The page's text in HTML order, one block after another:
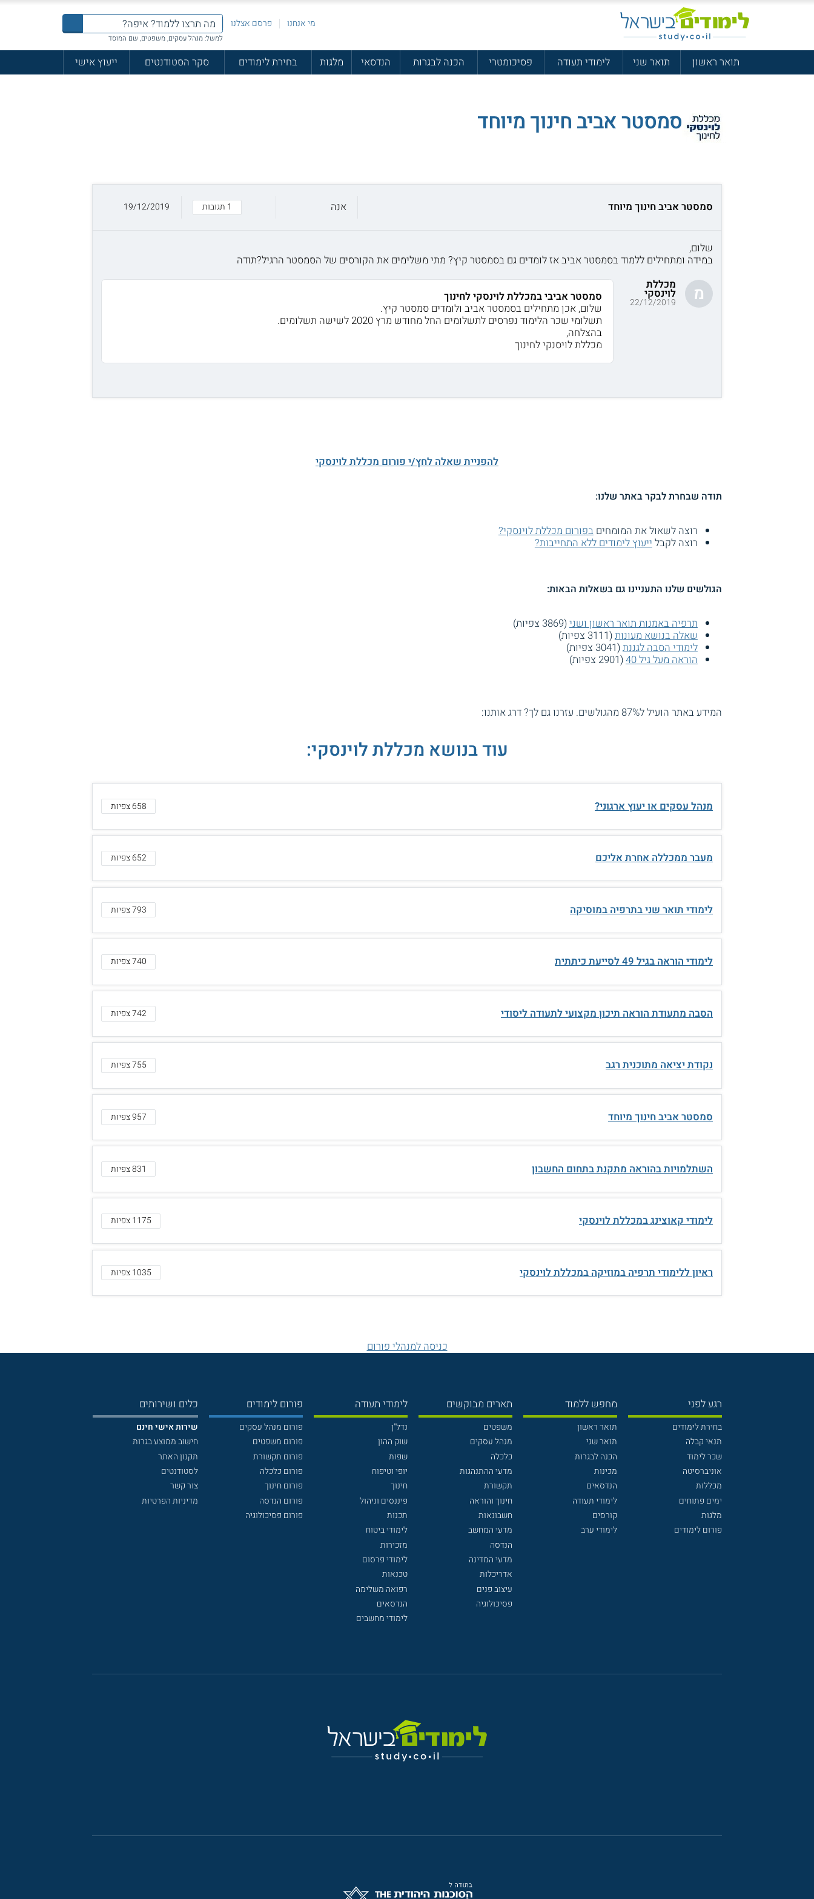
מי אנחנו פרסם אצלנו
למשל: מנהל עסקים, משפטים, שם המוסד
תואר ראשון תואר שני לימודי תעודה פסיכומטרי הכנה לבגרות הנדסאי מלגות בחירת לימודים סקר הסטודנטים ייעוץ אישי
סמסטר אביב חינוך מיוחד
סמסטר אביב חינוך מיוחד אנה 1 תגובות 19/12/2019
שלום,
במידה ומתחילים ללמוד בסמסטר אביב אז לומדים גם בסמסטר קיץ? מתי משלימים את הקורסים של הסמסטר הרגיל?תודה
מ מכללת
לוינסקי
22/12/2019
סמסטר אביבי במכללת לוינסקי לחינוך
שלום, אכן מתחילים בסמסטר אביב ולומדים סמסטר קיץ.
תשלומי שכר הלימוד נפרסים לתשלומים החל מחודש מרץ 2020 לשישה תשלומים.
בהצלחה,
מכללת לויסנקי לחינוך
להפניית שאלה לחץ/י פורום מכללת לוינסקי
תודה שבחרת לבקר באתר שלנו:
רוצה לשאול את המומחיםבפורום מכללת לוינסקי?
רוצה לקבל ייעוץ לימודים ללא התחייבות?
הגולשים שלנו התעניינו גם בשאלות הבאות:
תרפיה באמנות תואר ראשון ושני(3869 צפיות)
שאלה בנושא מעונות(3111 צפיות)
לימודי הסבה לגננת(3041 צפיות)
הוראה מעל גיל 40
(2901 צפיות)
המידע באתר הועיל ל87% מהגולשים. עזרנו גם לך? דרג אותנו:
עוד בנושא מכללת לוינסקי:
מנהל עסקים או יעוץ ארגוני? 658 צפיות
מעבר ממכללה אחרת אליכם 652 צפיות
לימודי תואר שני בתרפיה במוסיקה 793 צפיות
לימודי הוראה בגיל 49 לסייעת כיתתית 740 צפיות
הסבה מתעודת הוראה תיכון מקצועי לתעודה ליסודי 742 צפיות
נקודת יציאה מתוכנית רגב 755 צפיות
סמסטר אביב חינוך מיוחד 957 צפיות
השתלמויות בהוראה מתקנת בתחום החשבון 831 צפיות
לימודי קאוצינג במכללת לוינסקי 1175 צפיות
ראיון ללימודי תרפיה במוזיקה במכללת לוינסקי 1035 צפיות
כניסה למנהלי פורום
רגע לפני
בחירת לימודים
תנאי קבלה
שכר לימוד
אוניברסיטה
מכללות
ימים פתוחים
מלגות
פורום לימודים
מחפש ללמוד
תואר ראשון
תואר שני
הכנה לבגרות
מכינות
הנדסאים
לימודי תעודה
קורסים
לימודי ערב
תארים מבוקשים
משפטים
מנהל עסקים
כלכלה
מדעי ההתנהגות
תקשורת
חינוך והוראה
חשבונאות
מדעי המחשב
הנדסה
מדעי המדינה
אדריכלות
עיצוב פנים
פסיכולוגיה
לימודי תעודה
נדל"ן
שוק ההון
שפות
יופי וטיפוח
חינוך
פיננסים וניהול
תכנות
לימודי ביטוח
מזכירות
לימודי פרסום
טכנאות
רפואה משלימה
הנדסאים
לימודי מחשבים
פורום לימודים
פורום מנהל עסקים
פורום משפטים
פורום תקשורת
פורום כלכלה
פורום חינוך
פורום הנדסה
פורום פסיכולוגיה
כלים ושירותים
שירות אישי חינם
חישוב ממוצע בגרות
תקנון האתר
לסטודנטים
צור קשר
מדיניות הפרטיות